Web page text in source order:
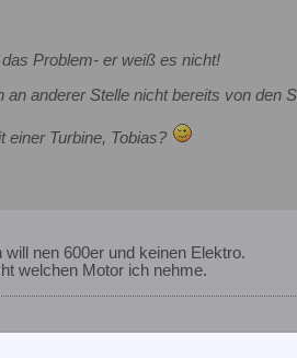
Problem- er weiß es nicht!
an anderer Stelle nicht bereits von den
einer Turbine, Tobias?
nen 600er und keinen Elektro.
welchen Motor ich nehme.